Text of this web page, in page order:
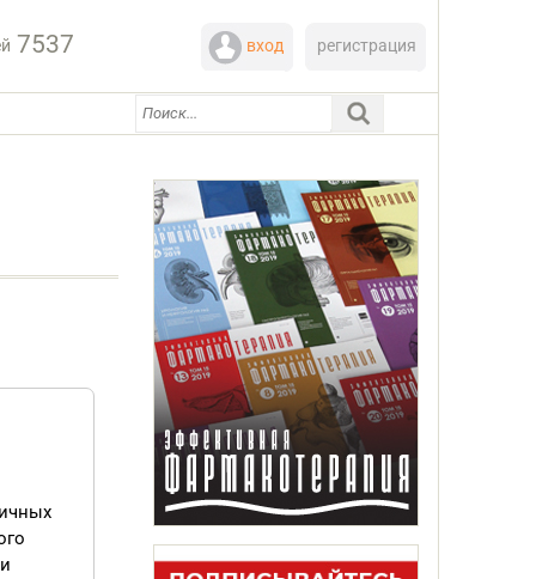
7537 вход регистрация